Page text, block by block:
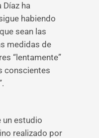
Díaz ha
habiendo
sean las
medidas de
“lentamente”
conscientes
un estudio
realizado por